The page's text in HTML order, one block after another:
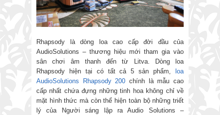
Rhapsody là dòng loa cao cấp đời đầu của
AudioSolutions – thương hiệu mới tham gia vào
sân chơi âm thanh đến từ Litva. Dòng loa
Rhapsody hiện tại có tất cả 5 sản phẩm,
loa
AudioSolutions Rhapsody 200 chính là mẫu cao
cấp nhất chứa đựng những tinh hoa không chỉ về
mặt hình thức mà còn thể hiện toàn bộ những triết
lý của Người sáng lập ra Audio Solutions –